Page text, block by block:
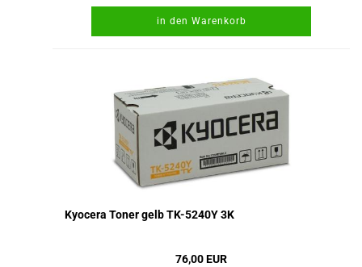
in den Warenkorb
Kyocera Toner gelb TK-5240Y 3K
76,00 EUR